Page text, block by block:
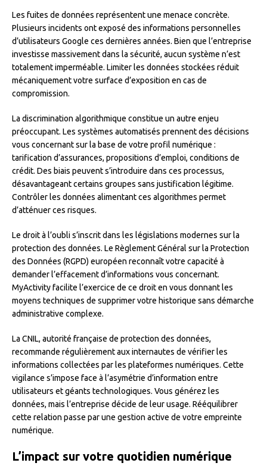
Les fuites de données représentent une menace concrète.
Plusieurs incidents ont exposé des informations personnelles
d’utilisateurs Google ces dernières années. Bien que l’entreprise
investisse massivement dans la sécurité, aucun système n’est
totalement imperméable. Limiter les données stockées réduit
mécaniquement votre surface d’exposition en cas de
compromission.
La discrimination algorithmique constitue un autre enjeu
préoccupant. Les systèmes automatisés prennent des décisions
vous concernant sur la base de votre profil numérique :
tarification d’assurances, propositions d’emploi, conditions de
crédit. Des biais peuvent s’introduire dans ces processus,
désavantageant certains groupes sans justification légitime.
Contrôler les données alimentant ces algorithmes permet
d’atténuer ces risques.
Le droit à l’oubli s’inscrit dans les législations modernes sur la
protection des données. Le Règlement Général sur la Protection
des Données (RGPD) européen reconnaît votre capacité à
demander l’effacement d’informations vous concernant.
MyActivity facilite l’exercice de ce droit en vous donnant les
moyens techniques de supprimer votre historique sans démarche
administrative complexe.
La CNIL, autorité française de protection des données,
recommande régulièrement aux internautes de vérifier les
informations collectées par les plateformes numériques. Cette
vigilance s’impose face à l’asymétrie d’information entre
utilisateurs et géants technologiques. Vous générez les
données, mais l’entreprise décide de leur usage. Rééquilibrer
cette relation passe par une gestion active de votre empreinte
numérique.
L’impact sur votre quotidien numérique